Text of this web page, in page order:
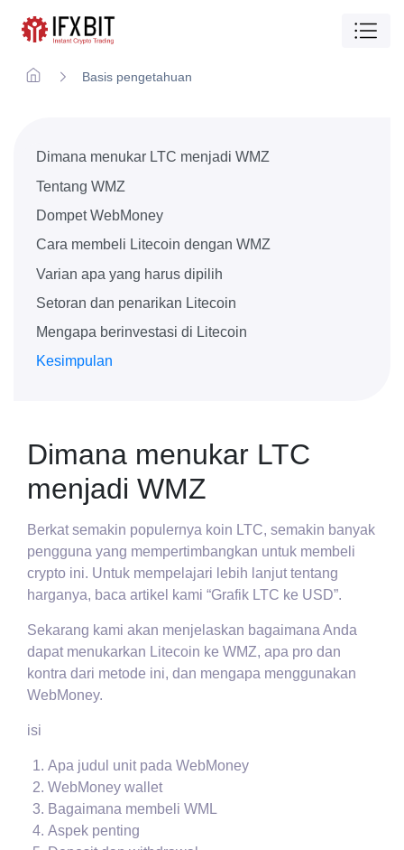
Basis pengetahuan
Dimana menukar LTC menjadi WMZ
Tentang WMZ
Dompet WebMoney
Cara membeli Litecoin dengan WMZ
Varian apa yang harus dipilih
Setoran dan penarikan Litecoin
Mengapa berinvestasi di Litecoin
Kesimpulan
Dimana menukar LTC
menjadi WMZ
Berkat semakin populernya koin LTC, semakin banyak
pengguna yang mempertimbangkan untuk membeli
crypto ini. Untuk mempelajari lebih lanjut tentang
harganya, baca artikel kami “Grafik LTC ke USD”.
Sekarang kami akan menjelaskan bagaimana Anda
dapat menukarkan Litecoin ke WMZ, apa pro dan
kontra dari metode ini, dan mengapa menggunakan
WebMoney.
isi
Apa judul unit pada WebMoney
WebMoney wallet
Bagaimana membeli WML
Aspek penting